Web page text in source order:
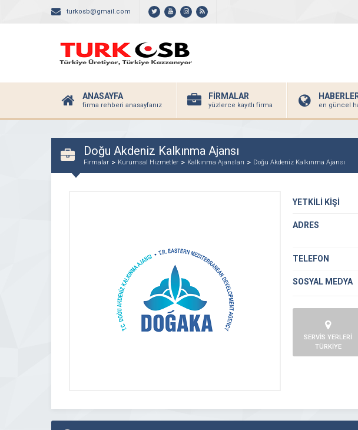
turkosb@gmail.com
ANASAYFA
firma rehberi anasayfanız
FİRMALAR
yüzlerce kayıtlı firma en güncel
Doğu Akdeniz Kalkınma Ajansı
Firmalar Kurumsal Hizmetler Kalkınma Ajansları Doğu Akdeniz Kalkınma Ajansı
YETKİLİ KİŞİ
ADRES
TELEFON
SOSYAL MEDYA
SERVİS YERLERİ
TÜRKİYE